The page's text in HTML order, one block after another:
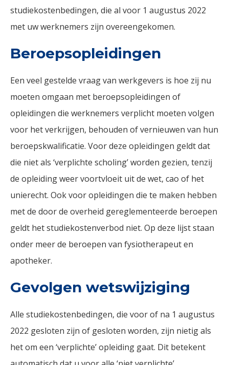
studiekostenbedingen, die al voor 1 augustus 2022
met uw werknemers zijn overeengekomen.
Beroepsopleidingen
Een veel gestelde vraag van werkgevers is hoe zij nu
moeten omgaan met beroepsopleidingen of
opleidingen die werknemers verplicht moeten volgen
voor het verkrijgen, behouden of vernieuwen van hun
beroepskwalificatie. Voor deze opleidingen geldt dat
die niet als ‘verplichte scholing’ worden gezien, tenzij
de opleiding weer voortvloeit uit de wet, cao of het
unierecht. Ook voor opleidingen die te maken hebben
met de door de overheid gereglementeerde beroepen
geldt het studiekostenverbod niet. Op deze lijst staan
onder meer de beroepen van fysiotherapeut en
apotheker.
Gevolgen wetswijziging
Alle studiekostenbedingen, die voor of na 1 augustus
2022 gesloten zijn of gesloten worden, zijn nietig als
het om een ‘verplichte’ opleiding gaat. Dit betekent